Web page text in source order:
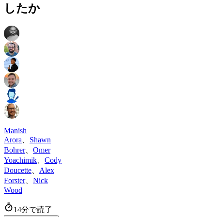
したか
Manish
Arora
Shawn
Bohrer、 Omer
Yoachimik
Cody
Doucette
Alex
Forster、 Nick
Wood
14分で読了